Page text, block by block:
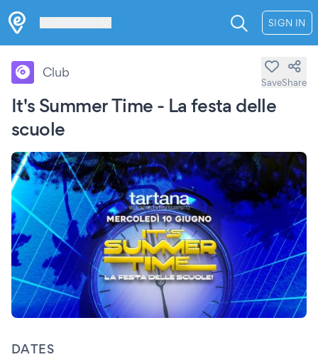
SIGN IN
It's Summer Time - La festa delle
scuole
Club
SaveShare
DATES